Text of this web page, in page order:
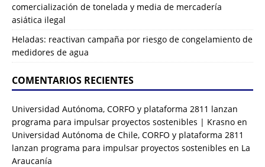
comercialización de tonelada y media de mercadería
asiática ilegal
Heladas: reactivan campaña por riesgo de congelamiento de
medidores de agua
COMENTARIOS RECIENTES
Universidad Autónoma, CORFO y plataforma 2811 lanzan
programa para impulsar proyectos sostenibles | Krasno en
Universidad Autónoma de Chile, CORFO y plataforma 2811
lanzan programa para impulsar proyectos sostenibles en La
Araucanía